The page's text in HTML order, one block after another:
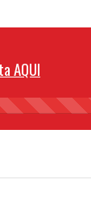
AQUI
45%